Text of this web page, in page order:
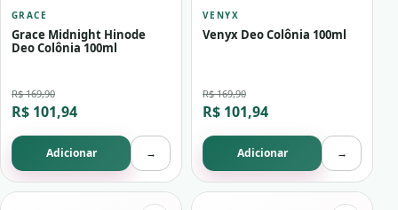
GRACE
Grace Midnight Hinode
Deo Colônia 100ml
R$ 169,90
R$ 101,94
Adicionar →
VENYX
Venyx Deo Colônia 100ml
R$ 169,90
R$ 101,94
Adicionar →